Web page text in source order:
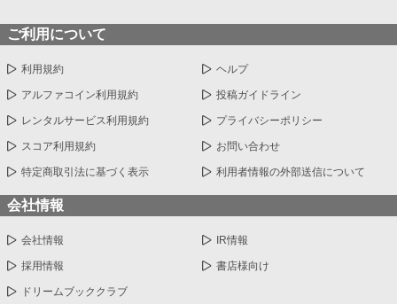
ご利用について
利用規約 ヘルプ
アルファコイン利用規約 投稿ガイドライン
レンタルサービス利用規約 プライバシーポリシー
スコア利用規約 お問い合わせ
特定商取引法に基づく表示 利用者情報の外部送信について
会社情報
会社情報 IR情報
採用情報 書店様向け
ドリームブッククラブ